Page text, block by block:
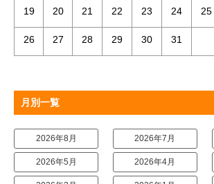
19 20 21 22 23 24 25
26 27 28 29 30 31
月別一覧
2026年8月 2026年7月
2026年5月 2026年4月